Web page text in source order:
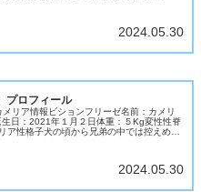
2024.05.30
プロフィール
リア情報ビションフリーゼ名前：カメリ
生日：2021年１月２日体重：５Kg変性性脊
ア性格子犬の頃から兄弟の中では控えめだ
2024.05.30